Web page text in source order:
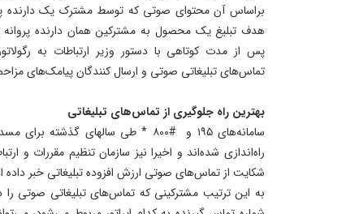
براساس آن محتوای صوتی که توسط مشترک یک دارنده
هدف تبلیغ یک محصول به مشترکین همان دارنده پروانه
پس از مدت کوتاهی با دستور وزیر ارتباطات به
تماس‌های تبلیغاتی صوتی و ارسال کنندگان پیامک‌های
بهترین راه جلوگیری از تماس‌های تبلیغاتی
سامانه‌های ۱۹۵ و #۸۰۰ * طی سالهای
راه‌اندازی شده‌اند و اخیرا نیز سازمان تنظیم مقررات و
شکایت از تماس‌های صوتی ارزش افزوده تبلیغاتی خبر
به این ترتیب مشترکینی که تماس‌های تبلیغاتی صوتی را